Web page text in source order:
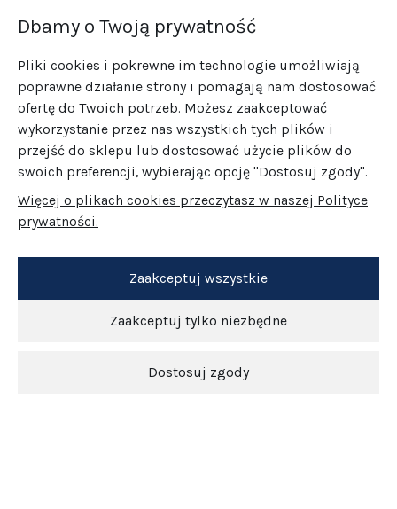
Dbamy o Twoją prywatność
Pliki cookies i pokrewne im technologie umożliwiają
poprawne działanie strony i pomagają nam dostosować
ofertę do Twoich potrzeb. Możesz zaakceptować
wykorzystanie przez nas wszystkich tych plików i
przejść do sklepu lub dostosować użycie plików do
swoich preferencji, wybierając opcję "Dostosuj zgody".
Więcej o plikach cookies przeczytasz w naszej Polityce
prywatności.
Zaakceptuj tylko niezbędne
Dostosuj zgody
Zaakceptuj wszystkie